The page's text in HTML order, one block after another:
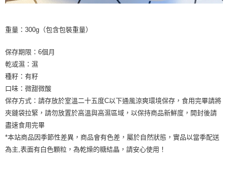
重量：300g（包含包裝重量）
保存期限：6個月
乾或濕：濕
種籽：有籽
口味：微甜微酸
保存方式：請存放於室溫二十五度C以下通風涼爽環境保存，食用完畢請將
夾鏈袋拉緊，請勿放置於高溫與高濕區域，以保持商品新鮮度，開封後請
盡速食用完畢
*本站商品因季節性差異，商品會有色差，屬於自然狀態，實品以當季配送
為主,表面有白色顆粒，為乾燥的糖結晶，請安心使用！